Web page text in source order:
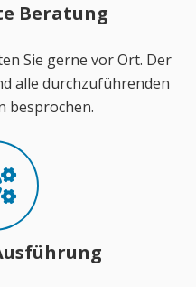
Beratung
Sie gerne vor Ort. Der
alle durchzuführenden
besprochen.